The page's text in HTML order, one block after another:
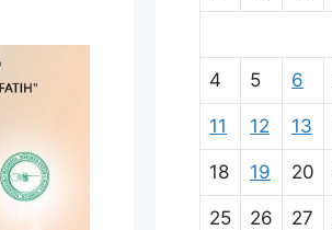
4 5 6
11 12 13
18 19 20
25 26 27